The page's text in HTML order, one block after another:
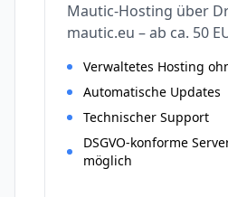
Mautic-Hosting über
mautic.eu – ab ca. 50
Verwaltetes Hosting
Automatische Updates
Technischer Support
DSGVO-konforme
möglich